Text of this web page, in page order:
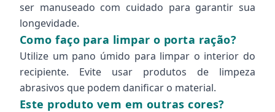
ser manuseado com cuidado para garantir sua
longevidade.
Como faço para limpar o porta ração?
Utilize um pano úmido para limpar o interior do
recipiente. Evite usar produtos de limpeza
abrasivos que podem danificar o material.
Este produto vem em outras cores?